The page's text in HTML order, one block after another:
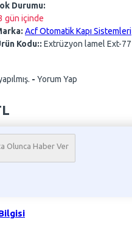
Durumu:
gün içinde
Acf Otomatik Kapı Sistemleri
Kodu:: Extrüzyon lamel Ext-77
- Yorum Yap
Olunca Haber Ver
Sipariş